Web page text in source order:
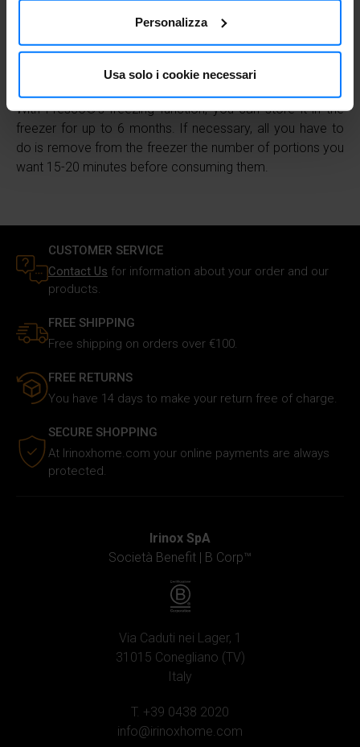
Con il tuo consenso, vorremmo anche:
raccogliere informazioni sulla tua posizione
Identificare il tuo dispositivo, scansionandolo
attivamente alla ricerca di caratteristiche specifiche
(impronte digitali).
modificare o ritirare il tuo consenso in qualsiasi momento
dalla Dichiarazione sui cookie.
Utilizziamo i cookie per personalizzare i contenuti e gli
nostro traffico. Inoltre forniamo informazioni sul modo in
cui utilizzi il nostro sito ai nostri partner che si occupano
potrebbero combinarle con altre informazioni che hai
fornito loro o che hanno raccolto in base al tuo utilizzo dei
Personalizza
Usa solo i cookie necessari
out of the mould, decorate with the wedges and the
peach sauce and serve after 10-15 minutes.
With Fresco®’s freezing function, you can store it in the
freezer for up to 6 months. If necessary, all you have to
do is remove from the freezer the number of portions you
want 15-20 minutes before consuming them.
CUSTOMER SERVICE
Contact Us for information about your order and our
products.
FREE SHIPPING
Free shipping on orders over €100.
FREE RETURNS
You have 14 days to make your return free of charge.
SECURE SHOPPING
At Irinoxhome.com your online payments are always
protected.
Irinox SpA
Società Benefit | B Corp™
Via Caduti nei Lager, 1
31015 Conegliano (TV)
Italy
T. +39 0438 2020
info@irinoxhome.com